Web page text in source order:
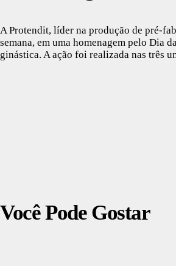
A Protendit, líder na produção de pré-
semana, em uma homenagem pelo Dia
ginástica. A ação foi realizada nas três
Você Pode Gostar